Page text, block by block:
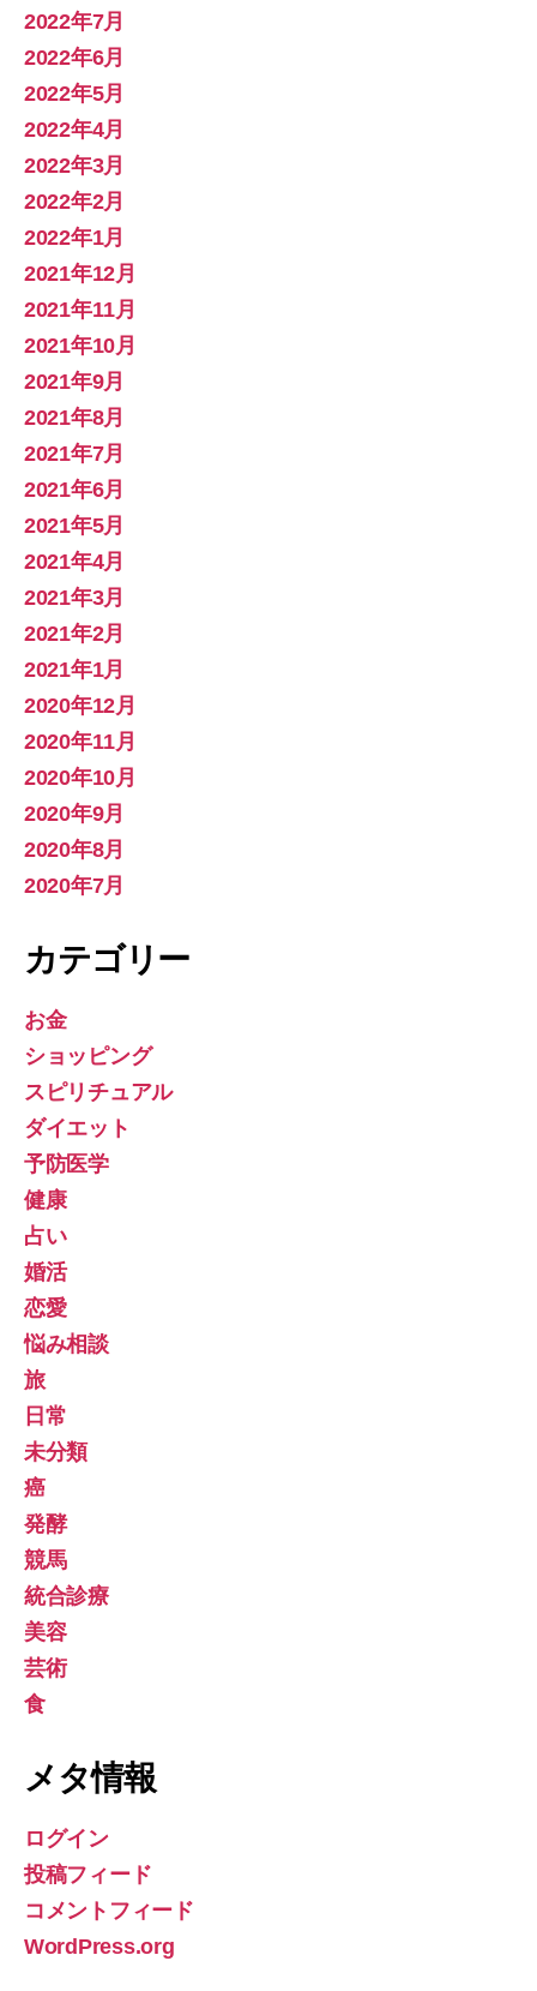
2022年7月
2022年6月
2022年5月
2022年4月
2022年3月
2022年2月
2022年1月
2021年12月
2021年11月
2021年10月
2021年9月
2021年8月
2021年7月
2021年6月
2021年5月
2021年4月
2021年3月
2021年2月
2021年1月
2020年12月
2020年11月
2020年10月
2020年9月
2020年8月
2020年7月
カテゴリー
お金
ショッピング
スピリチュアル
ダイエット
予防医学
健康
占い
婚活
恋愛
悩み相談
旅
日常
未分類
癌
発酵
競馬
統合診療
美容
芸術
食
メタ情報
ログイン
投稿フィード
コメントフィード
WordPress.org